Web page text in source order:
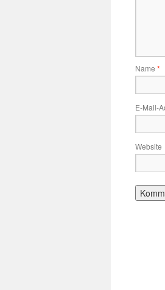
Name *
E-Mail-
Website